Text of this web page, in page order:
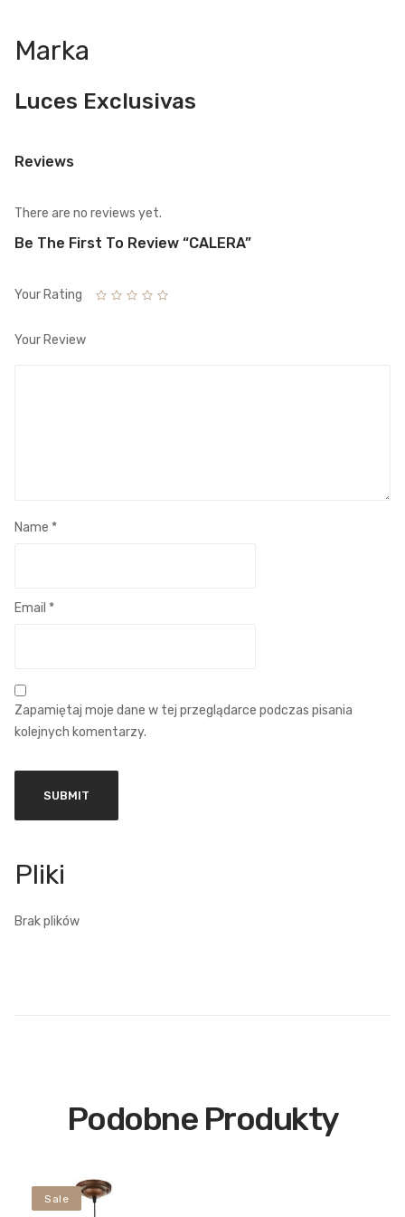
Marka
Luces Exclusivas
Reviews
There are no reviews yet.
Be The First To Review “CALERA”
Your Rating
Your Review
Name *
Email *
Zapamiętaj moje dane w tej przeglądarce podczas pisania
kolejnych komentarzy.
Brak plików
Podobne Produkty
Sale